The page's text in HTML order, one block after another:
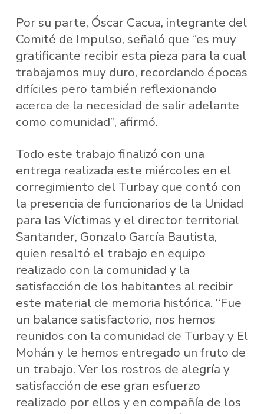
Por su parte, Óscar Cacua, integrante del
Comité de Impulso, señaló que “es muy
gratificante recibir esta pieza para la cual
trabajamos muy duro, recordando épocas
difíciles pero también reflexionando
acerca de la necesidad de salir adelante
como comunidad”, afirmó.
Todo este trabajo finalizó con una
entrega realizada este miércoles en el
corregimiento del Turbay que contó con
la presencia de funcionarios de la Unidad
para las Víctimas y el director territorial
Santander, Gonzalo García Bautista,
quien resaltó el trabajo en equipo
realizado con la comunidad y la
satisfacción de los habitantes al recibir
este material de memoria histórica. “Fue
un balance satisfactorio, nos hemos
reunidos con la comunidad de Turbay y El
Mohán y le hemos entregado un fruto de
un trabajo. Ver los rostros de alegría y
satisfacción de ese gran esfuerzo
realizado por ellos y en compañía de los